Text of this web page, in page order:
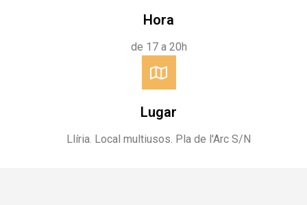
Hora
de 17 a 20h
Lugar
Llíria. Local multiusos. Pla de l'Arc S/N